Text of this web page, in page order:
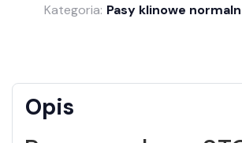
Kategoria: Pasy klinowe
Opis